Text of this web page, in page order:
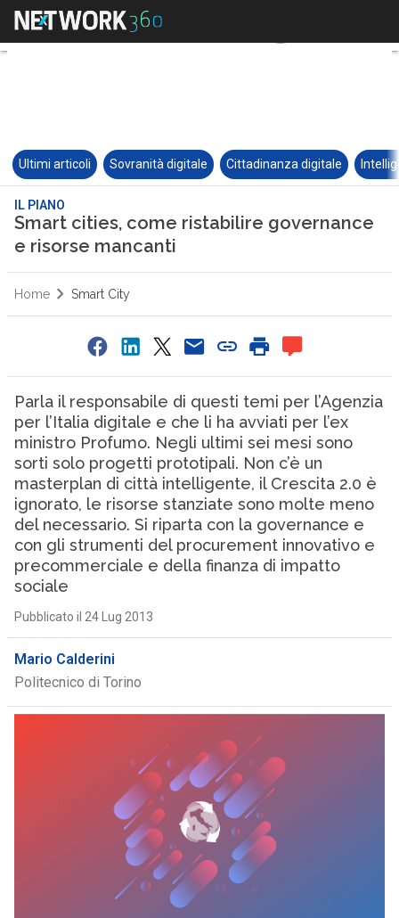
Ultimi articoli Sovranità digitale Cittadinanza digitale
IL PIANO
Smart cities, come ristabilire governance
e risorse mancanti
Home Smart City
Parla il responsabile di questi temi per l’Agenzia
per l’Italia digitale e che li ha avviati per l’ex
ministro Profumo. Negli ultimi sei mesi sono
sorti solo progetti prototipali. Non c’è un
masterplan di città intelligente, il Crescita 2.0 è
ignorato, le risorse stanziate sono molte meno
del necessario. Si riparta con la governance e
con gli strumenti del procurement innovativo e
precommerciale e della finanza di impatto
sociale
Pubblicato il 24 Lug 2013
Mario Calderini
Politecnico di Torino